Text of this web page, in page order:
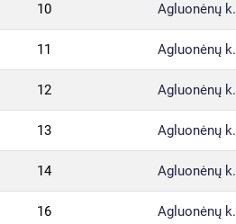
10 Agluonėnų k.
11 Agluonėnų k.
12 Agluonėnų k.
13 Agluonėnų k.
14 Agluonėnų k.
16 Agluonėnų k.